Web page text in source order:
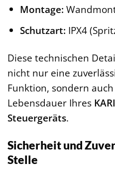
Montage:
Schutzart: IPX4
Diese technischen
nicht nur eine
Funktion, sondern
Lebensdauer Ihres
Steuergeräts.
Sicherheit und
Stelle